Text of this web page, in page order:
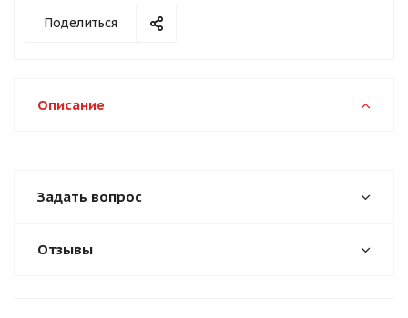
Поделиться
Описание
Задать вопрос
Отзывы